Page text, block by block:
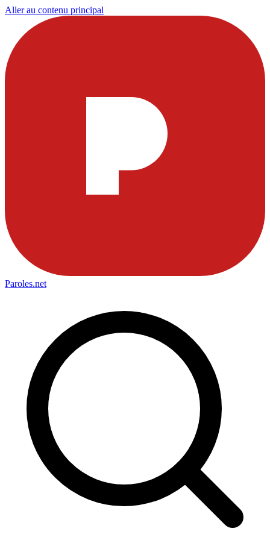
Aller au contenu principal
Paroles.net